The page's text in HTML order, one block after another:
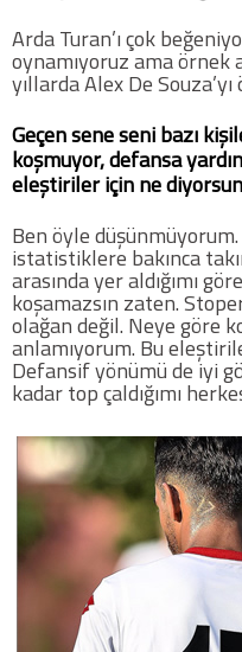
Arda Turan’ı çok
oynamıyoruz ama örnek
yıllarda Alex De
Geçen sene seni bazı
koşmuyor, defansa
eleştiriler için ne
Ben öyle düşünmüyorum.
istatistiklere bakınca
arasında yer aldığımı
koşamazsın zaten.
olağan değil. Neye göre
anlamıyorum. Bu
Defansif yönümü de iyi
kadar top çaldığımı